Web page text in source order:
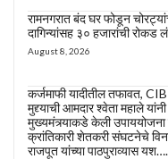
रामनगरात बंद घर फोडून
दागिन्यांसह ३० हजारांची रोकड
August 8, 2026
कर्जमाफी यादीतील तफावत,
मुद्द्याची आमदार श्वेता महाले
मुख्यमंत्र्याकडे केली उपाययोजना
क्रांतिकारी शेतकरी संघटनेचे
राजपूत यांच्या पाठपुराव्यास यश….